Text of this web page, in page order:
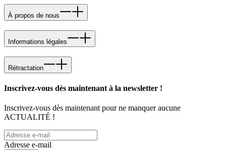
À propos de nous
Informations légales
Rétractation
Inscrivez-vous dès maintenant à la newsletter !
Inscrivez-vous dès maintenant pour ne manquer aucune
ACTUALITÉ !
Adresse e-mail